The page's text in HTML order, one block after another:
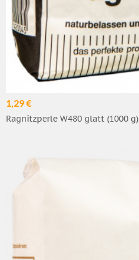
1,29 €
Ragnitzperle W480 glatt (1000 g)